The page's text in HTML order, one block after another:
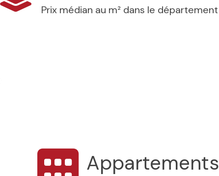
Prix médian au m² dans le département
Appartements